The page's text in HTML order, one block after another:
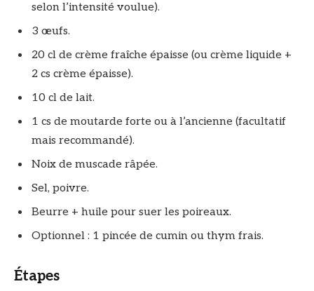
selon l’intensité voulue).
3 œufs.
20 cl de crème fraîche épaisse (ou crème liquide +
2 cs crème épaisse).
10 cl de lait.
1 cs de moutarde forte ou à l’ancienne (facultatif
mais recommandé).
Noix de muscade râpée.
Sel, poivre.
Beurre + huile pour suer les poireaux.
Optionnel : 1 pincée de cumin ou thym frais.
Étapes